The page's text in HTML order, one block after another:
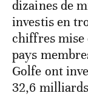
dizaines de
investis en
chiffres mise
pays
Golfe ont
32,6